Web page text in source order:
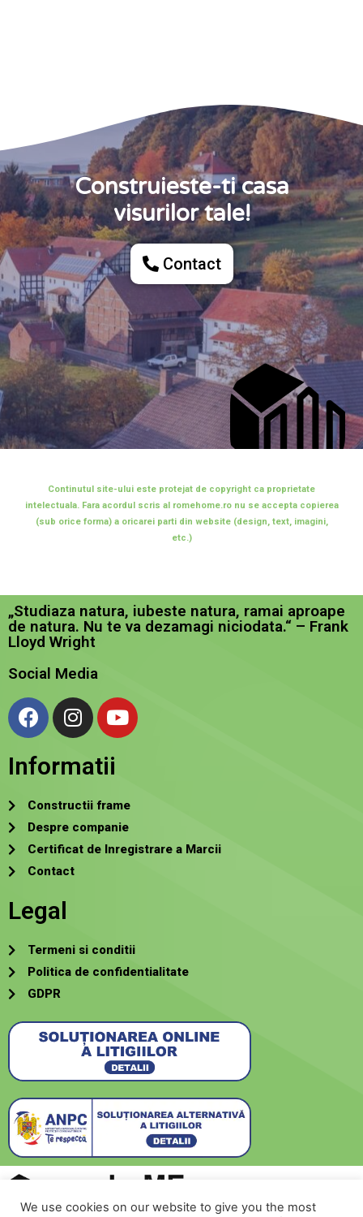
Construieste-ti casa
visurilor tale!
Contact
Continutul site-ului este protejat de copyright ca proprietate
intelectuala. Fara acordul scris al romehome.ro nu se accepta copierea
(sub orice forma) a oricarei parti din website (design, text, imagini,
etc.)
„Studiaza natura, iubeste natura, ramai aproape
de natura. Nu te va dezamagi niciodata.“ – Frank
Lloyd Wright
Social Media
Informatii
Constructii frame
Despre companie
Certificat de Inregistrare a Marcii
Contact
Legal
Termeni si conditii
Politica de confidentialitate
GDPR
We use cookies on our website to give you the most